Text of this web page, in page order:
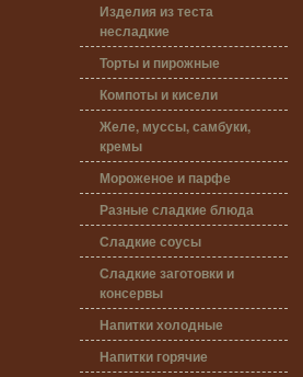
Изделия из теста
несладкие
Торты и пирожные
Компоты и кисели
Желе, муссы, самбуки,
кремы
Мороженое и парфе
Разные сладкие блюда
Сладкие соусы
Сладкие заготовки и
консервы
Напитки холодные
Напитки горячие